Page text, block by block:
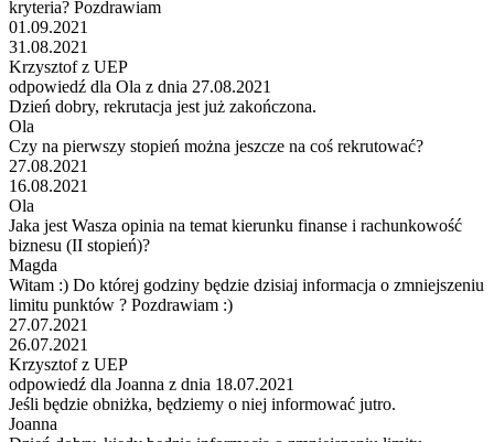
kryteria? Pozdrawiam
01.09.2021
31.08.2021
Krzysztof z UEP
odpowiedź dla Ola z dnia 27.08.2021
Dzień dobry, rekrutacja jest już zakończona.
Ola
Czy na pierwszy stopień można jeszcze na coś rekrutować?
27.08.2021
16.08.2021
Ola
Jaka jest Wasza opinia na temat kierunku finanse i rachunkowość
biznesu (II stopień)?
Magda
Witam :) Do której godziny będzie dzisiaj informacja o zmniejszeniu
limitu punktów ? Pozdrawiam :)
27.07.2021
26.07.2021
Krzysztof z UEP
odpowiedź dla Joanna z dnia 18.07.2021
Jeśli będzie obniżka, będziemy o niej informować jutro.
Joanna